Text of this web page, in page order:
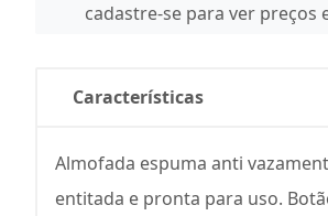
cadastre-se para ver preços
Características
Almofada espuma anti
entitada e pronta para uso.